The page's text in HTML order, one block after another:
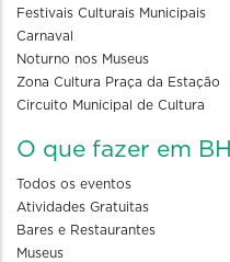
Festivais Culturais Municipais
Carnaval
Noturno nos Museus
Zona Cultura Praça da Estação
Circuito Municipal de Cultura
O que fazer em BH
Todos os eventos
Atividades Gratuitas
Bares e Restaurantes
Museus